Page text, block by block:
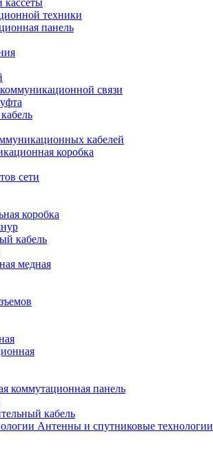
кассеты
техники
панель
связи
кабелей
коробка
сети
коробка
кабель
медная
коммутационная панель
кабель
Антенны и спутниковые технологии